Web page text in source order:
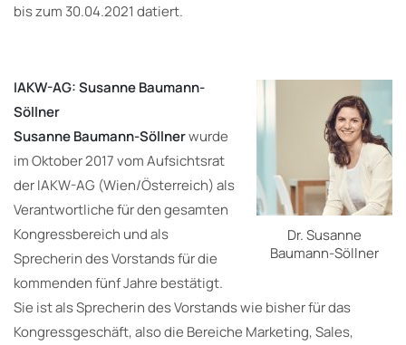
bis zum 30.04.2021 datiert.
Dr. Susanne
Baumann-Söllner
IAKW-AG: Susanne Baumann-
Söllner
Susanne Baumann-Söllnerwurde
im Oktober 2017 vom Aufsichtsrat
der IAKW-AG (Wien/Österreich) als
Verantwortliche für den gesamten
Kongressbereich und als
Sprecherin des Vorstands für die
kommenden fünf Jahre bestätigt.
Sie ist als Sprecherin des Vorstands wie bisher für das
Kongressgeschäft, also die Bereiche Marketing, Sales,